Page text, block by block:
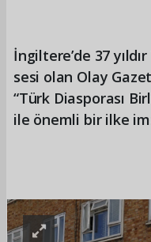
İngiltere’de 37
sesi olan Olay
“Türk Diasporası
ile önemli bir ilke